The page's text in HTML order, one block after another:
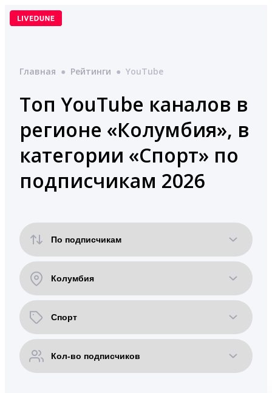
Перейти
Главная ● Рейтинги ● YouTube
Топ YouTube каналов в
регионе «Колумбия», в
категории «Спорт» по
подписчикам 2026